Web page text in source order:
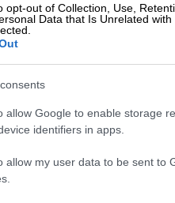
opt-out of Collection, Use,
Data that Is Unrelated
allow Google to enable storage
identifiers in apps.
allow my user data to be sent to
καλλιτέχνη,
ποινή
στη Λουιζιάνα.
ο ράπερ
ζήτησε την επιβολή
το έκανα αυτό, τότε
Μάρτιο,